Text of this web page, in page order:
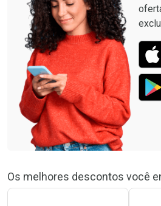
Os melhores descontos você